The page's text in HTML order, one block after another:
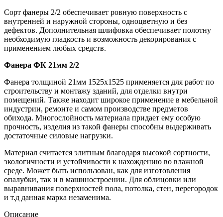
Сорт фанеры 2/2 обеспечивает ровную поверхность с
внутренней и наружной стороны, одноцветную и без
дефектов. Дополнительная шлифовка обеспечивает полотну
необходимую гладкость и возможность декорирования с
применением любых средств.
Фанера ФК 21мм 2/2
Фанера толщиной 21мм 1525х1525 применяется для работ по
строительству и монтажу зданий, для отделки внутри
помещений. Также находит широкое применение в мебельной
индустрии, ремонте и самом производстве предметов
обихода. Многослойность материала придает ему особую
прочность, изделия из такой фанеры способны выдерживать
достаточные силовые нагрузки.
Материал считается элитным благодаря высокой сортности,
экологичности и устойчивости к нахождению во влажной
среде. Может быть использован, как для изготовления
опалубки, так и в машиностроении. Для облицовки или
выравнивания поверхностей пола, потолка, стен, перегородок
и т.д данная марка незаменима.
Описание